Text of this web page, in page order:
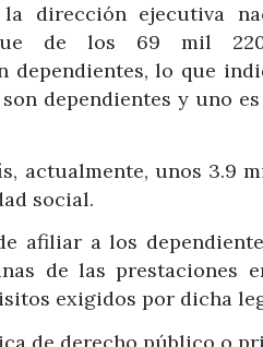
dirección ejecutiva
que de los 69 mil
dependientes, lo que
dependientes y uno
actualmente, unos 3.9
social.
afiliar a los
de las prestaciones
exigidos por dicha
de derecho público o